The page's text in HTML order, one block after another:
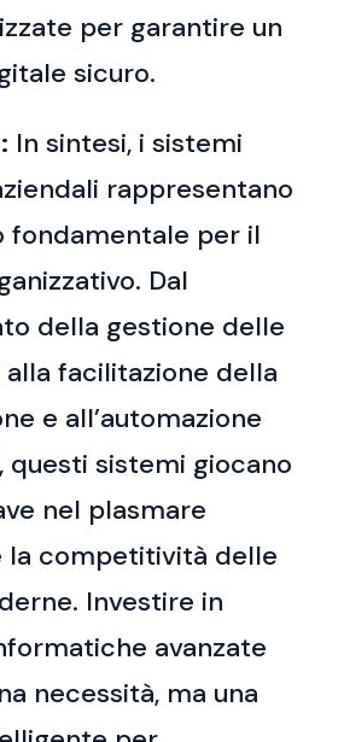
per garantire un
sicuro.
In sintesi, i sistemi
rappresentano
fondamentale per il
Dal
della gestione delle
facilitazione della
e all’automazione
questi sistemi giocano
nel plasmare
la competitività delle
Investire in
avanzate
necessità, ma una